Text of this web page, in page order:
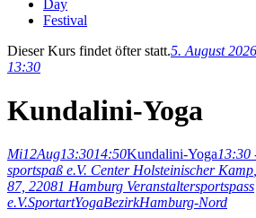
Day
Festival
Dieser Kurs findet öfter statt.5. August
13:30
Kundalini-Yoga
Mi12Aug13:3014:50Kundalini-Yoga13:30
sportspaß e.V. Center Holsteinischer Kamp
87, 22081 Hamburg Veranstaltersportspass
e.V.SportartYogaBezirkHamburg-Nord